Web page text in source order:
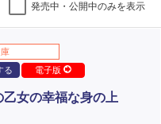
発売中・公開中のみを表示
る
電子版
女の幸福な身の上